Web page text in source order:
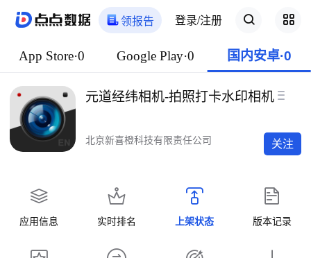
领报告 登录/注册
App Store·0 Google Play·0 国内安卓·0
元道经纬相机-拍照打卡水印相机
北京新喜橙科技有限责任公司 关注
应用信息 实时排名 上架状态 版本记录